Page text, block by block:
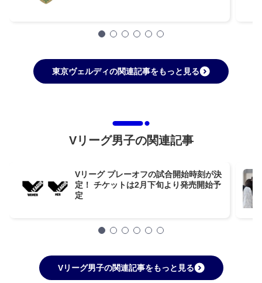
東京ヴェルディの関連記事をもっと見る
Vリーグ男子の関連記事
Vリーグ プレーオフの試合開始時刻が決
定！ チケットは2月下旬より発売開始予
定
Vリーグ男子の関連記事をもっと見る